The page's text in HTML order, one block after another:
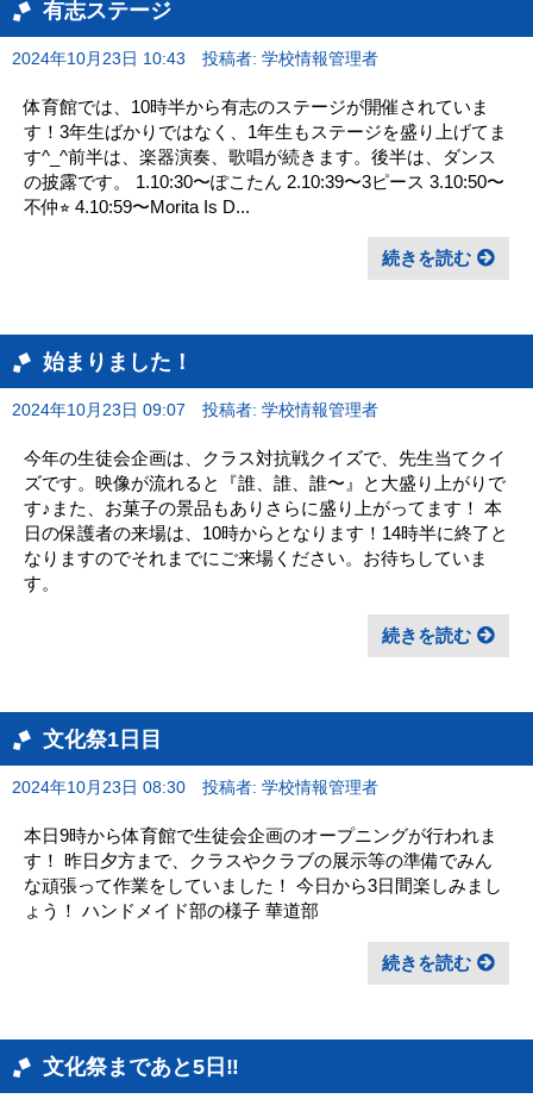
有志ステージ
2024年10月23日 10:43 投稿者: 学校情報管理者
体育館では、10時半から有志のステージが開催されていま
す！3年生ばかりではなく、1年生もステージを盛り上げてま
す^_^前半は、楽器演奏、歌唱が続きます。後半は、ダンス
の披露です。 1.10:30〜ぽこたん 2.10:39〜3ピース 3.10:50〜
不仲⭐︎ 4.10:59〜Morita Is D...
続きを読む
始まりました！
2024年10月23日 09:07 投稿者: 学校情報管理者
今年の生徒会企画は、クラス対抗戦クイズで、先生当てクイ
ズです。映像が流れると『誰、誰、誰〜』と大盛り上がりで
す♪また、お菓子の景品もありさらに盛り上がってます！ 本
日の保護者の来場は、10時からとなります！14時半に終了と
なりますのでそれまでにご来場ください。お待ちしていま
す。
続きを読む
文化祭1日目
2024年10月23日 08:30 投稿者: 学校情報管理者
本日9時から体育館で生徒会企画のオープニングが行われま
す！ 昨日夕方まで、クラスやクラブの展示等の準備でみん
な頑張って作業をしていました！ 今日から3日間楽しみまし
ょう！ ハンドメイド部の様子 華道部
続きを読む
文化祭まであと5日‼︎